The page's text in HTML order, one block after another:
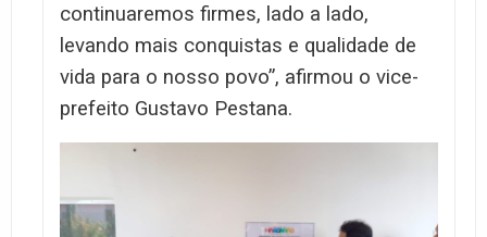
continuaremos firmes, lado a lado,
levando mais conquistas e qualidade de
vida para o nosso povo”, afirmou o vice-
prefeito Gustavo Pestana.